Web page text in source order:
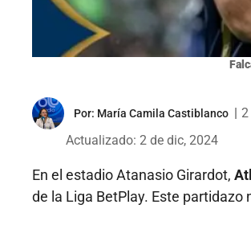
Por: María Camila Castiblanco
2
Actualizado: 2 de dic, 2024
En el estadio Atanasio Girardot,
de la Liga BetPlay. Este